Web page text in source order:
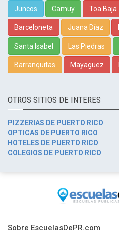
Juncos Camuy Toa Baja
Barceloneta Juana Díaz
Santa Isabel Las Piedras
Barranquitas Mayagüez
OTROS SITIOS DE INTERES
PIZZERIAS DE PUERTO RICO
OPTICAS DE PUERTO RICO
HOTELES DE PUERTO RICO
COLEGIOS DE PUERTO RICO
Sobre EscuelasDePR.com